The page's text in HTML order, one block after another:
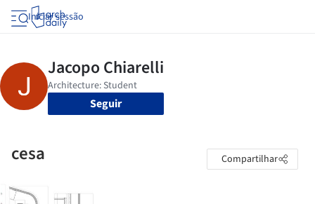
Iniciar sessão
Seguir
cesa Compartilhar